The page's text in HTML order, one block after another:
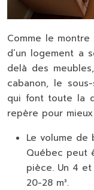
Comme le
d’un logement a
delà des
cabanon, le
qui font toute la
repère pour
Le volume de
Québec peut
pièce. Un 4
20-28 m³.